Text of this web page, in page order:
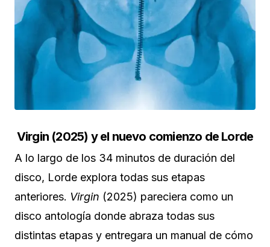
Virgin (2025) y el nuevo comienzo de Lorde
A lo largo de los 34 minutos de duración del
disco, Lorde explora todas sus etapas
anteriores. Virgin (2025) pareciera como un
disco antología donde abraza todas sus
distintas etapas y entregara un manual de cómo